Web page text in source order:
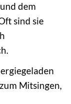
dem
sind sie
Mitsingen,